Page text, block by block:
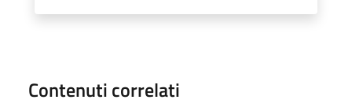
Contenuti correlati